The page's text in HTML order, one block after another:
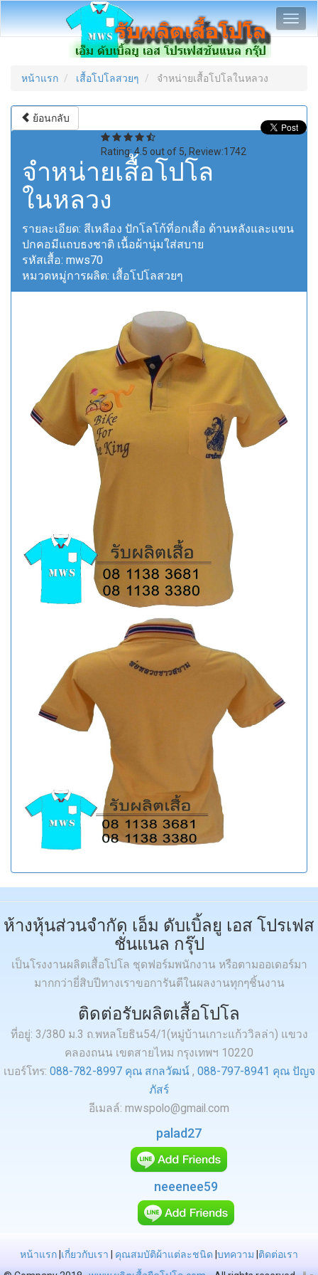
หน้าแรก เสื้อโปโลสวยๆ จำหน่ายเสื้อโปโลในหลวง
ย้อนกลับ
Rating:4.5 out of 5, Review:1742
จำหน่ายเสื้อโปโล
ในหลวง
รายละเอียด: สีเหลือง ปักโลโก้ที่อกเสื้อ ด้านหลังและแขน
ปกคอมีแถบธงชาติ เนื้อผ้านุ่มใส่สบาย
รหัสเสื้อ: mws70
หมวดหมู่การผลิต: เสื้อโปโลสวยๆ
ห้างหุ้นส่วนจำกัด เอ็ม ดับเบิ้ลยู เอส โปรเฟส
ชั่นแนล กรุ๊ป
เป็นโรงงานผลิตเสื้อโปโล ชุดฟอร์มพนักงาน หรือตามออเดอร์มา
มากกว่ายี่สิบปีทางเราขอการันตีในผลงานทุกๆชิ้นงาน
ติดต่อรับผลิตเสื้อโปโล
ที่อยู่: 3/380 ม.3 ถ.พหลโยธิน54/1(หมู่บ้านเกาะแก้ววิลล่า) แขวง
คลองถนน เขตสายไหม กรุงเทพฯ 10220
เบอร์โทร: 088-782-8997 คุณ สกลวัฒน์ , 088-797-8941 คุณ ปัญจ
ภัสร์
อีเมลล์: mwspolo@gmail.com
palad27
neeenee59
หน้าแรก เกี่ยวกับเรา คุณสมบัติผ้าแต่ละชนิด บทความ ติดต่อเรา